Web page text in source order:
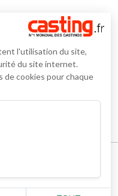
l'utilisation du site,
du site internet.
de cookies pour chaque